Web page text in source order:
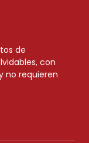
de
con
no requieren